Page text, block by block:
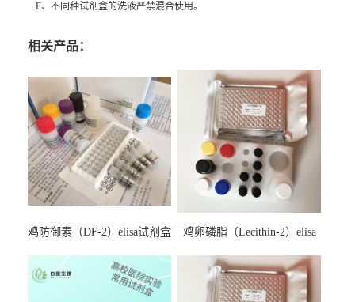
F、不同种试剂盒的洗液严禁混合使用。
相关产品：
鸡防御素（DF-2）elisa试剂盒
鸡卵磷脂（Lecithin-2）elisa